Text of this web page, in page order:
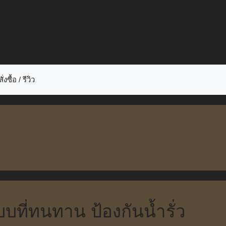
ซื้อ / รีวิว
บที่ทนทาน ป้องกันน้ำรั่ว